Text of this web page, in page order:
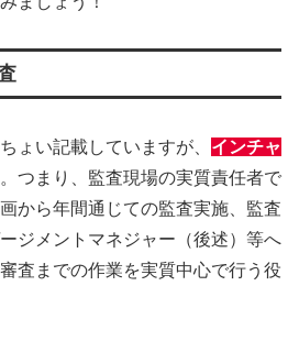
ょい記載していますが、 インチャ
つまり、監査現場の実質責任者で
から年間通じての監査実施、監査
ジメントマネジャー（後述）等へ
査までの作業を実質中心で行う役